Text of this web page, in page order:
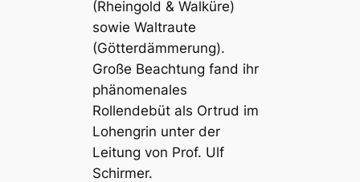
(Rheingold & Walküre)
sowie Waltraute
(Götterdämmerung).
Große Beachtung fand ihr
phänomenales
Rollendebüt als Ortrud im
Lohengrin unter der
Leitung von Prof. Ulf
Schirmer.